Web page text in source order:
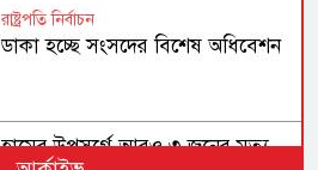
রাষ্ট্রপতি নির্বাচন
ডাকা হচ্ছে সংসদের বিশেষ অধিবেশন
হামের উপসর্গে আরও ৩ জনের মৃত্যু,